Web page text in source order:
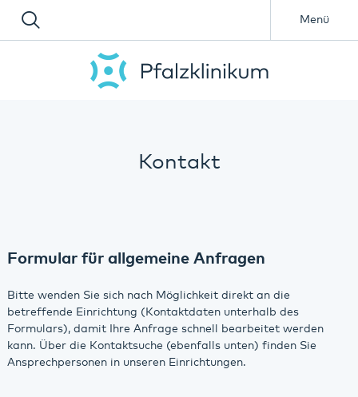
Menü
Kontakt
Formular für allgemeine Anfragen
Bitte wenden Sie sich nach Möglichkeit direkt an die
betreffende Einrichtung (Kontaktdaten unterhalb des
Formulars), damit Ihre Anfrage schnell bearbeitet werden
kann. Über die Kontaktsuche (ebenfalls unten) finden Sie
Ansprechpersonen in unseren Einrichtungen.